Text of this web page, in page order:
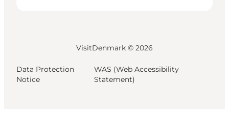
VisitDenmark © 2026
Data Protection
Notice
WAS (Web Accessibility
Statement)